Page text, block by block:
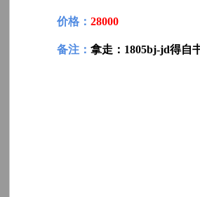
价格： 28000
备注： 拿走：1805bj-jd得自